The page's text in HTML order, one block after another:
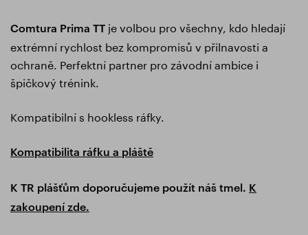
Comtura Prima TT je volbou pro všechny, kdo hledají
extrémní rychlost bez kompromisů v přilnavosti a
ochraně. Perfektní partner pro závodní ambice i
špičkový trénink.
Kompatibilní s hookless ráfky.
Kompatibilita ráfku a pláště
K TR plášťům doporučujeme použít náš tmel. K
zakoupení zde.